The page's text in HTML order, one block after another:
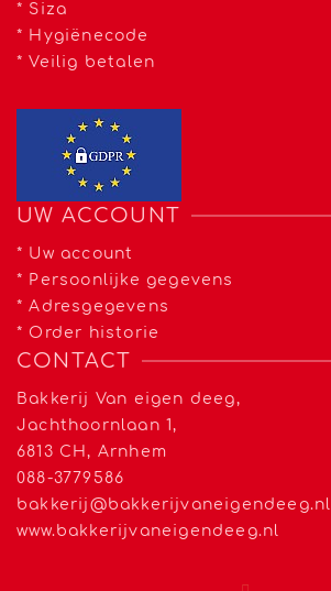
* Siza
* Hygiënecode
*Veilig betalen
UW ACCOUNT
* Uw account
* Persoonlijke gegevens
*Adresgegevens
* Order historie
CONTACT
Bakkerij Van eigen deeg,
Jachthoornlaan 1,
6813 CH, Arnhem
088-3779586
bakkerij@bakkerijvaneigendeeg.nl
www.bakkerijvaneigendeeg.nl